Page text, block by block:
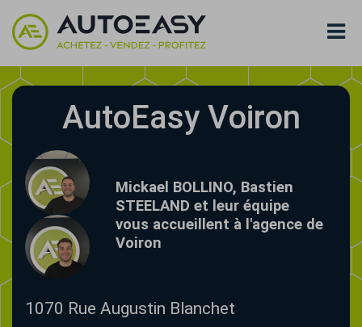
AutoEasy Voiron
Mickael BOLLINO, Bastien
STEELAND et leur équipe
vous accueillent à l'agence de
Voiron
1070 Rue Augustin Blanchet